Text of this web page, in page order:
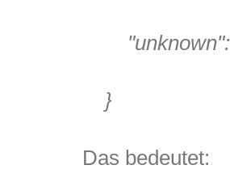
"unknown":
}
Das bedeutet: